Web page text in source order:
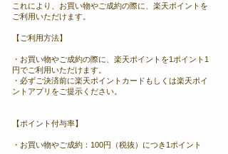
これにより、お買い物やご成約の際に、楽天ポイントを
ご利用いただけます。
【ご利用方法】
・お買い物やご成約の際に、楽天ポイントを1ポイント1
円でご利用いただけます。
・必ずご決済前に楽天ポイントカードもしくは楽天ポイ
ントアプリをご提示ください。
【ポイント付与率】
・お買い物やご成約：100円（税抜）につき1ポイント